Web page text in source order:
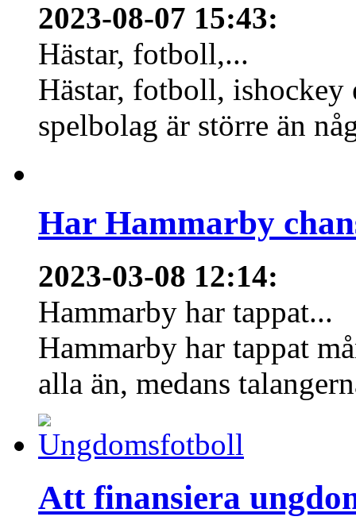
2023-08-07 15:43:
Hästar, fotboll,...
Hästar, fotboll,
spelbolag är större än
Har Hammarby
2023-03-08 12:14:
Hammarby har tappat...
Hammarby har tappat
alla än, medans
Att finansiera